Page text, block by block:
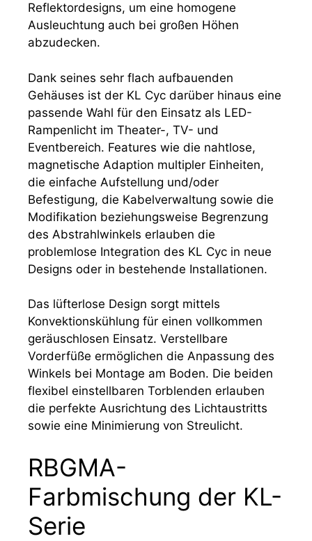
Reflektordesigns, um eine homogene
Ausleuchtung auch bei großen Höhen
abzudecken.
Dank seines sehr flach aufbauenden
Gehäuses ist der KL Cyc darüber hinaus eine
passende Wahl für den Einsatz als LED-
Rampenlicht im Theater-, TV- und
Eventbereich. Features wie die nahtlose,
magnetische Adaption multipler Einheiten,
die einfache Aufstellung und/oder
Befestigung, die Kabelverwaltung sowie die
Modifikation beziehungsweise Begrenzung
des Abstrahlwinkels erlauben die
problemlose Integration des KL Cyc in neue
Designs oder in bestehende Installationen.
Das lüfterlose Design sorgt mittels
Konvektionskühlung für einen vollkommen
geräuschlosen Einsatz. Verstellbare
Vorderfüße ermöglichen die Anpassung des
Winkels bei Montage am Boden. Die beiden
flexibel einstellbaren Torblenden erlauben
die perfekte Ausrichtung des Lichtaustritts
sowie eine Minimierung von Streulicht.
RBGMA-
Farbmischung der KL-
Serie